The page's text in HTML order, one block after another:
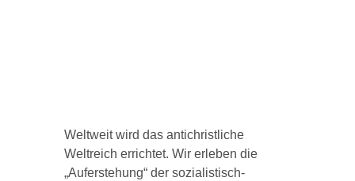
Weltweit wird das antichristliche
Weltreich errichtet. Wir erleben die
„Auferstehung“ der sozialistisch-